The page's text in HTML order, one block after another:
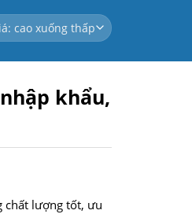
khẩu,
chất lượng tốt, ưu